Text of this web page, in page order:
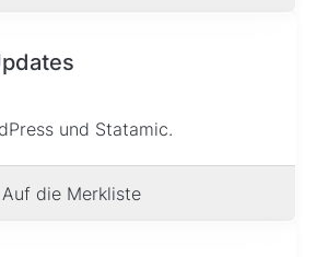
und Statamic.
Auf die Merkliste